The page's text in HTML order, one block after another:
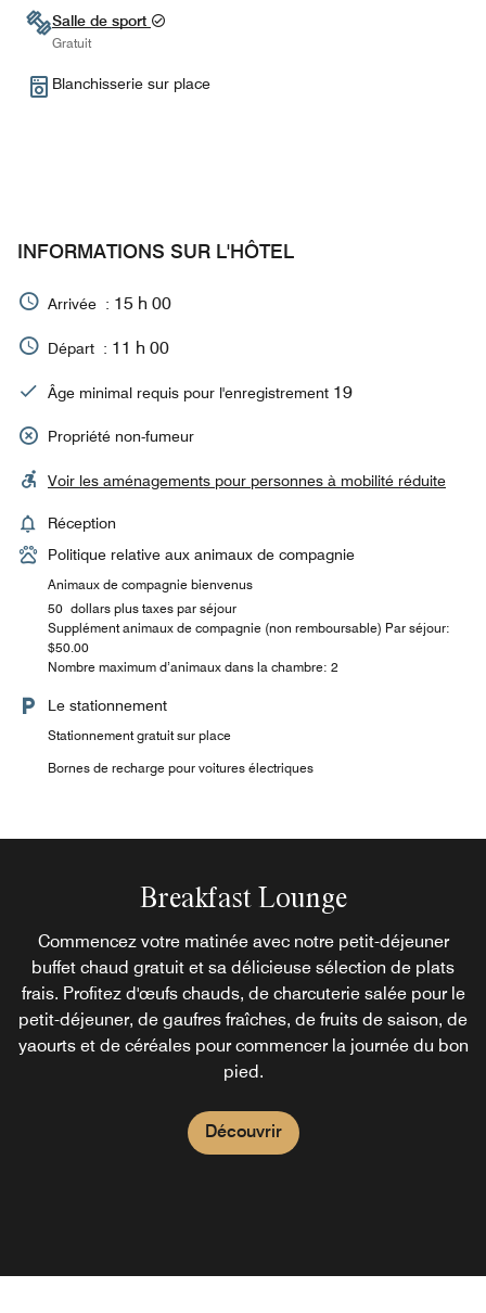
Salle de sport
Gratuit
Blanchisserie sur place
INFORMATIONS SUR L'HÔTEL
Arrivée : 15 h 00
Départ : 11 h 00
Âge minimal requis pour l'enregistrement 19
Propriété non-fumeur
Voir les aménagements pour personnes à mobilité réduite
Réception
Politique relative aux animaux de compagnie
Animaux de compagnie bienvenus
50 dollars plus taxes par séjour
Supplément animaux de compagnie (non remboursable) Par séjour:
$50.00
Nombre maximum d’animaux dans la chambre: 2
Le stationnement
Stationnement gratuit sur place
Bornes de recharge pour voitures électriques
Breakfast Lounge
Commencez votre matinée avec notre petit-déjeuner
buffet chaud gratuit et sa délicieuse sélection de plats
frais. Profitez d'œufs chauds, de charcuterie salée pour le
petit-déjeuner, de gaufres fraîches, de fruits de saison, de
yaourts et de céréales pour commencer la journée du bon
pied.
Découvrir